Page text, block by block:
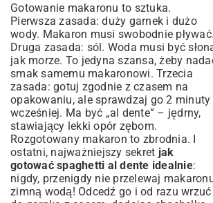
Gotowanie makaronu to sztuka.
Pierwsza zasada: duży garnek i dużo
wody. Makaron musi swobodnie pływać.
Druga zasada: sól. Woda musi być
jak morze. To jedyna szansa, żeby
smak samemu makaronowi. Trzecia
zasada: gotuj zgodnie z czasem na
opakowaniu, ale sprawdzaj go 2 minuty
wcześniej. Ma być „al dente” – jędrny,
stawiający lekki opór zębom.
Rozgotowany makaron to zbrodnia. I
ostatni, najważniejszy sekret jak
gotować spaghetti al dente idealnie:
nigdy, przenigdy nie przelewaj
zimną wodą! Odcedź go i od razu wrzuć